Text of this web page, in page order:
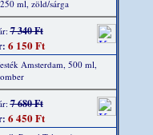
ml, zöld/sárga
7 340 Ft
6 150 Ft
Amsterdam, 500 ml,
7 680 Ft
6 450 Ft